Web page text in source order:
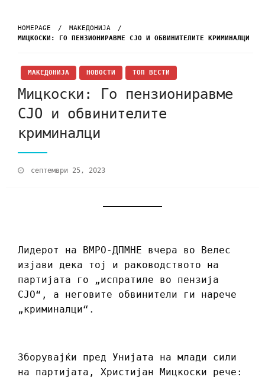
HOMEPAGE
МАКЕДОНИЈА
MИЦКОСКИ: ГО ПЕНЗИОНИРАВМЕ СЈО И ОБВИНИТЕЛИТЕ КРИМИНАЛЦИ
МАКЕДОНИЈА НОВОСТИ ТОП ВЕСТИ
Mицкоски: Го пензиониравме
СЈО и обвинителите
криминалци
септември 25, 2023
Лидерот на ВМРО-ДПМНЕ вчера во Велес
изјави дека тој и раководството на
партијата го „испратиле во пензија
СЈО“, а неговите обвинители ги нарече
„криминалци“.
Зборувајќи пред Унијата на млади сили
на партијата, Христијан Мицкоски рече: